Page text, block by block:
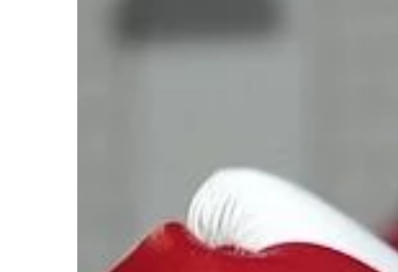
22 | 09 | 2022
Jakimi sposobami